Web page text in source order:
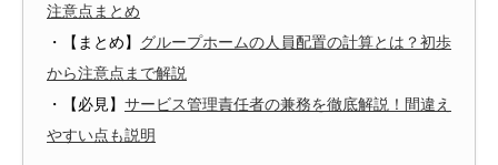
注意点まとめ
・【まとめ】 グループホームの人員配置の計算とは？初歩
から注意点まで解説
・【必見】 サービス管理責任者の兼務を徹底解説！間違え
やすい点も説明